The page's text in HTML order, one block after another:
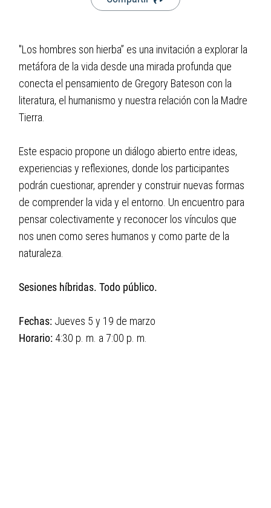
"Los hombres son hierba” es una invitación a explorar la
metáfora de la vida desde una mirada profunda que
conecta el pensamiento de Gregory Bateson con la
literatura, el humanismo y nuestra relación con la Madre
Tierra.
Este espacio propone un diálogo abierto entre ideas,
experiencias y reflexiones, donde los participantes
podrán cuestionar, aprender y construir nuevas formas
de comprender la vida y el entorno. Un encuentro para
pensar colectivamente y reconocer los vínculos que
nos unen como seres humanos y como parte de la
naturaleza.
Sesiones híbridas. Todo público.
Fechas:Jueves 5 y 19 de marzo
Horario:4:30 p. m. a 7:00 p. m.